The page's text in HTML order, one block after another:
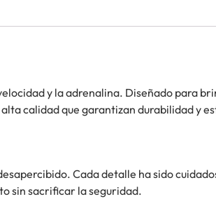
y la adrenalina. Diseñado para
calidad que garantizan durabilidad y
Cada detalle ha sido
sin sacrificar la seguridad.